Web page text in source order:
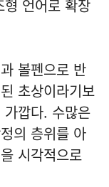
언어로 확장
볼펜으로 반
초상이라기보
깝다. 수많은
의 층위를 아
시각적으로